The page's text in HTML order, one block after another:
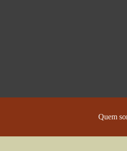
Quem